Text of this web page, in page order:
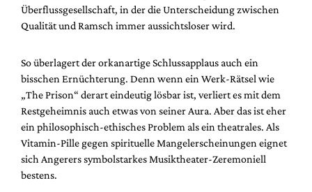
Überflussgesellschaft, in der die Unterscheidung zwischen
Qualität und Ramsch immer aussichtsloser wird.
So überlagert der orkanartige Schlussapplaus auch ein
bisschen Ernüchterung. Denn wenn ein Werk-Rätsel wie
„The Prison“ derart eindeutig lösbar ist, verliert es mit dem
Restgeheimnis auch etwas von seiner Aura. Aber das ist eher
ein philosophisch-ethisches Problem als ein theatrales. Als
Vitamin-Pille gegen spirituelle Mangelerscheinungen eignet
sich Angerers symbolstarkes Musiktheater-Zeremoniell
bestens.